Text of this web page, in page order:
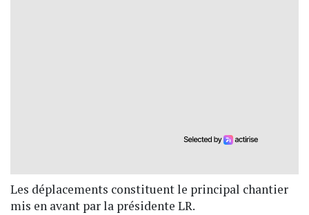
Les déplacements constituent le principal chantier
mis en avant par la présidente LR.